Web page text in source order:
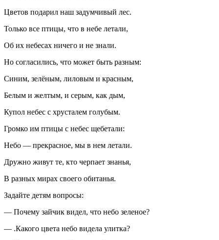
Цветов подарил наш задумчивый лес.
Только все птицы, что в небе летали,
Об их небесах ничего и не знали.
Но согласились, что может быть разным:
Синим, зелёным, лиловым и красным,
Белым и желтым, и серым, как дым,
Купол небес с хрусталем голубым.
Громко им птицы с небес щебетали:
Небо — прекрасное, мы в нем летали.
Дружно живут те, кто черпает знанья,
В разных мирах своего обитанья.
Задайте детям вопросы:
— Почему зайчик видел, что небо зеленое?
— .Какого цвета небо видела улитка?